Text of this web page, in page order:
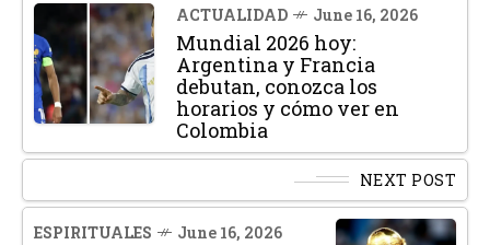
ACTUALIDAD June 16, 2026
Mundial 2026 hoy:
Argentina y Francia
debutan, conozca los
horarios y cómo ver en
Colombia
NEXT POST
ESPIRITUALES June 16, 2026